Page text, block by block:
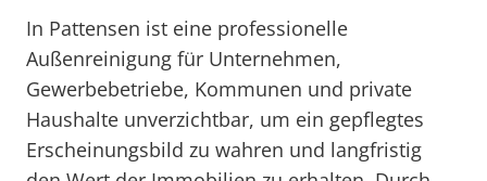
In Pattensen ist eine professionelle
Außenreinigung für Unternehmen,
Gewerbebetriebe, Kommunen und private
Haushalte unverzichtbar, um ein gepflegtes
Erscheinungsbild zu wahren und langfristig